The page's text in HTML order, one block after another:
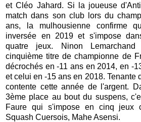
et Cléo Jahard. Si la joueuse
match dans son club lors du
ans, la mulhousienne confirme
inversée en 2019 et s'impose
quatre jeux. Ninon
cinquième titre de championne de
décrochés en -11 ans en 2014, en -
et celui en -15 ans en 2018. Tenante
contente cette année de l'argent.
3ème place au bout du suspens,
Faure qui s'impose en cinq jeux
Squash Cuersois, Mahe Asensi.